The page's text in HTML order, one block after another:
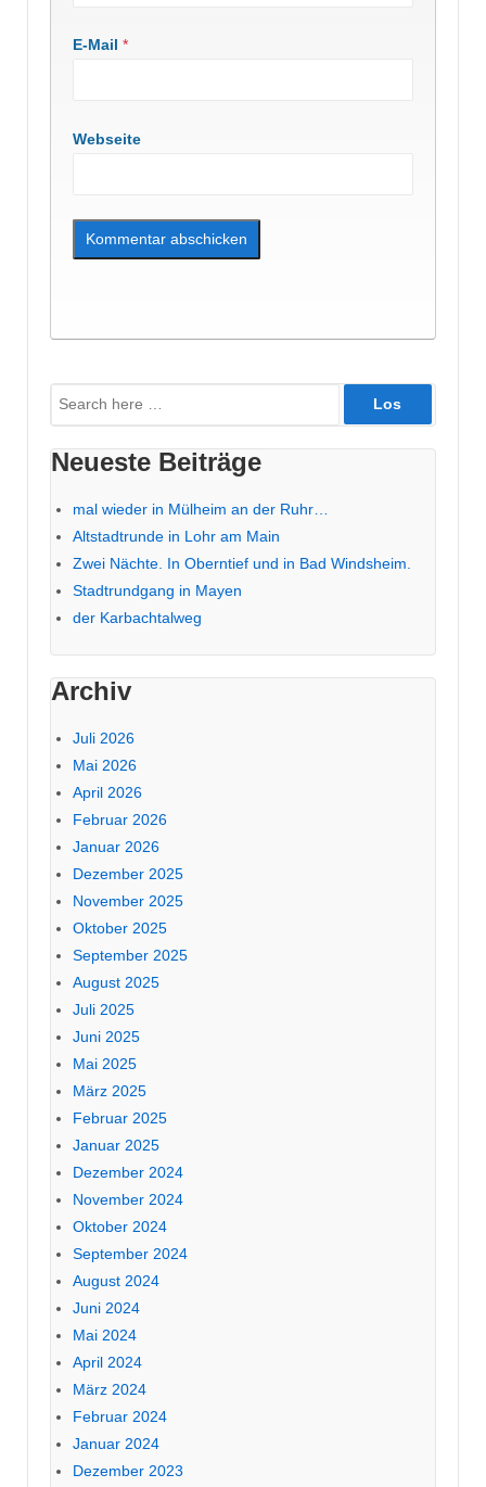
E-Mail *
Webseite
Suche
nach:
Neueste Beiträge
mal wieder in Mülheim an der Ruhr…
Altstadtrunde in Lohr am Main
Zwei Nächte. In Oberntief und in Bad Windsheim.
Stadtrundgang in Mayen
der Karbachtalweg
Archiv
Juli 2026
Mai 2026
April 2026
Februar 2026
Januar 2026
Dezember 2025
November 2025
Oktober 2025
September 2025
August 2025
Juli 2025
Juni 2025
Mai 2025
März 2025
Februar 2025
Januar 2025
Dezember 2024
November 2024
Oktober 2024
September 2024
August 2024
Juni 2024
Mai 2024
April 2024
März 2024
Februar 2024
Januar 2024
Dezember 2023